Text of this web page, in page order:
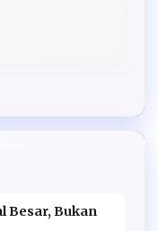
Besar, Bukan